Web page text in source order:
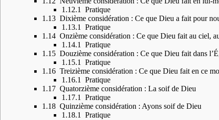
1.12.1 Pratique
1.13 Dixième considération : Ce que Dieu a fait pour
1.13.1 Pratique
1.14 Onzième considération : Ce que Dieu fait au ciel,
1.14.1 Pratique
1.15 Douzième considération : Ce que Dieu fait dans
1.15.1 Pratique
1.16 Treizième considération : Ce que Dieu fait en ce
1.16.1 Pratique
1.17 Quatorzième considération : La soif de Dieu
1.17.1 Pratique
1.18 Quinzième considération : Ayons soif de Dieu
1.18.1 Pratique